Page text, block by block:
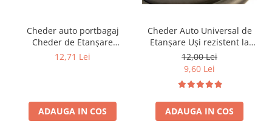
Cheder auto portbagaj
Cheder de Etanșare
Profesional din Cauciuc -
Liniar
12,71 Lei
ADAUGA IN COS
Cheder Auto Universal de
Etanșare Uși rezistent la
intemperii, raze UV,
îmbătrânire și temperaturi
extreme
12,00 Lei
9,60 Lei
ADAUGA IN COS